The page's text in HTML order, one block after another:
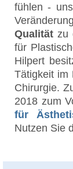
fühlen -
Qualität zu
für
Hilpert
Tätigkeit im
Chirurgie.
2018 zum
für
Nutzen Sie